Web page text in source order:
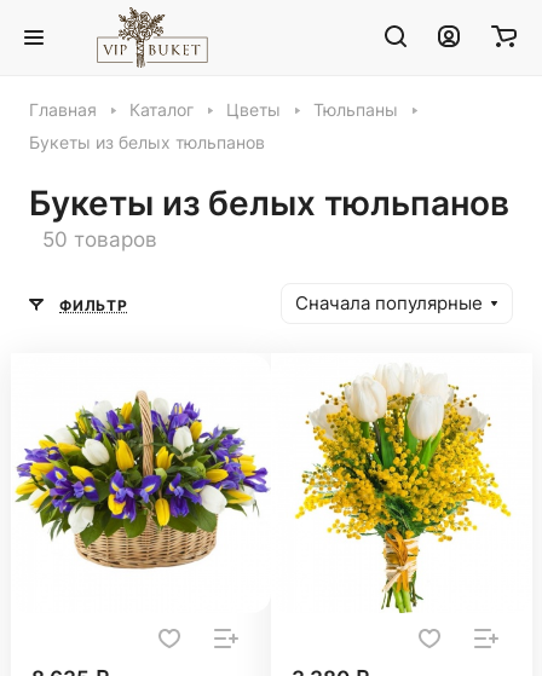
Главная Каталог Цветы
Тюльпаны
Букеты из белых тюльпанов
Букеты из белых тюльпанов
50 товаров
ФИЛЬТР Сначала популярные